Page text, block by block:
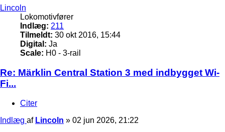
Lincoln
Lokomotivfører
Indlæg: 211
Tilmeldt: 30 okt 2016, 15:44
Digital: Ja
Scale: H0 - 3-rail
Re: Märklin Central Station 3 med indbygget Wi-
Fi...
Citer
Indlæg af Lincoln » 02 jun 2026, 21:22